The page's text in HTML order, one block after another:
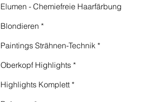
Elumen - Chemiefreie Haarfärbung
Blondieren *
Paintings Strähnen-Technik *
Oberkopf Highlights *
Highlights Komplett *